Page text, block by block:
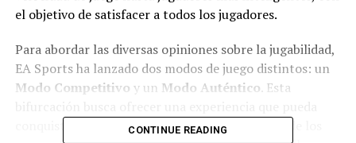
el objetivo de satisfacer a todos los jugadores.
Para abordar las diversas opiniones sobre la jugabilidad,
EA Sports ha lanzado dos modos de juego distintos: un
Modo Competitivo y un Modo Auténtico . Esta
conquistar a todos los aficionados al fútbol, desde los
CONTINUE READING